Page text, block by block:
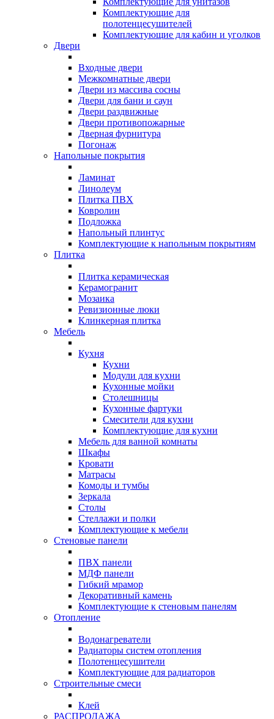
Комплектующие для
полотенцесушителей
Комплектующие для кабин и уголков
Двери
Входные двери
Межкомнатные двери
Двери из массива сосны
Двери для бани и саун
Двери раздвижные
Двери противопожарные
Дверная фурнитура
Погонаж
Напольные покрытия
Ламинат
Линолеум
Плитка ПВХ
Ковролин
Подложка
Напольный плинтус
Комплектующие к напольным покрытиям
Плитка
Плитка керамическая
Керамогранит
Мозаика
Ревизионные люки
Клинкерная плитка
Мебель
Кухня
Кухни
Модули для кухни
Кухонные мойки
Столешницы
Кухонные фартуки
Смесители для кухни
Комплектующие для кухни
Мебель для ванной комнаты
Шкафы
Кровати
Матрасы
Комоды и тумбы
Зеркала
Столы
Стеллажи и полки
Комплектующие к мебели
Стеновые панели
ПВХ панели
МДФ панели
Гибкий мрамор
Декоративный камень
Комплектующие к стеновым панелям
Отопление
Водонагреватели
Радиаторы систем отопления
Полотенцесушители
Комплектующие для радиаторов
Строительные смеси
Клей
РАСПРОДАЖА